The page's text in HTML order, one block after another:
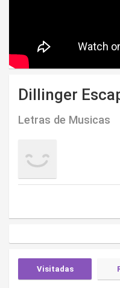
Dillinger
Letras de Musicas
Visitadas